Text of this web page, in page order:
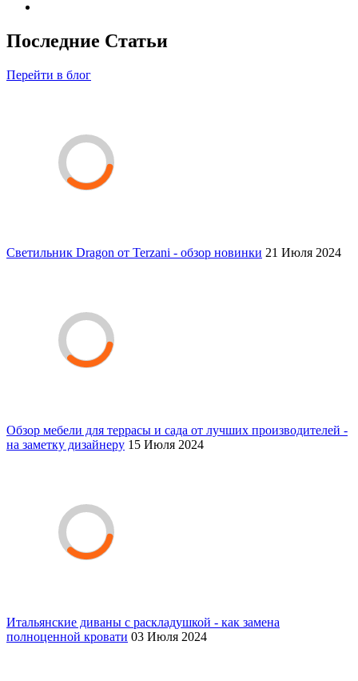
Последние Статьи
Перейти в блог
Светильник Dragon от Terzani - обзор новинки 21 Июля 2024
Обзор мебели для террасы и сада от лучших производителей -
на заметку дизайнеру 15 Июля 2024
Итальянские диваны с раскладушкой - как замена
полноценной кровати 03 Июля 2024